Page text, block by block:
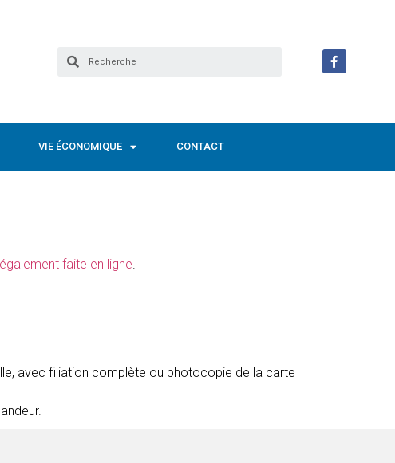
VIE ÉCONOMIQUE CONTACT
faite en ligne.
avec filiation complète ou photocopie de la carte